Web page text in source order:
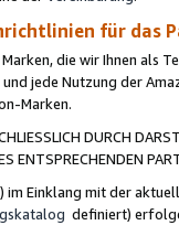
für das
die wir Ihnen als
jede Nutzung der
Marken.
DURCH
ENTSPRECHENDEN
im Einklang mit der
definiert)